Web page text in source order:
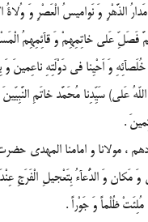
الذَّهْرِ وَ نَواميسُ الْعَصْرِ وَ
فَصَلِّ عَلى خاتِمِهِمْ وَ قآئِمِهِمُ
وَ خُلَصآئِهِ وَ اَحْيِنا فى دَوْلَتِهِ
عَلى) سَيِّدِنا مُحَمَّد خاتَمِ
.
، مولانا و امامنا
وَ الدُّعآءُ بِتَعْجيلِ الْفَرَجِ
ظُلْماً وَ جَوْراً .